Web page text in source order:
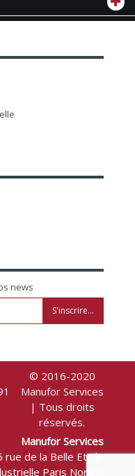
news
S'inscrire...
Manufor Services
rue de la Belle Etoile
Paris Nord II
© 2016-2020
Manufor Services
| Tous droits
réservés.